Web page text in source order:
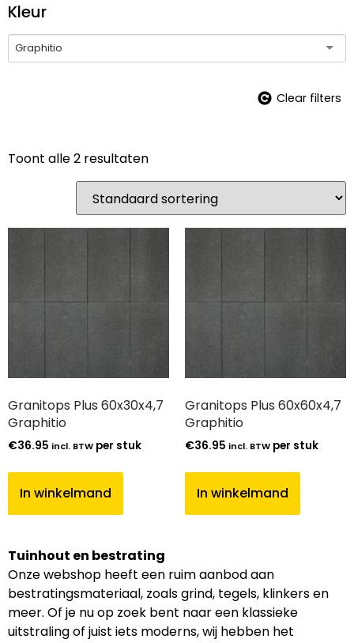
Kleur
Graphitio
Clear filters
Toont alle 2 resultaten
Granitops Plus 60x30x4,7
Graphitio
€36.95 incl. BTW per stuk
In winkelmand
Granitops Plus 60x60x4,7
Graphitio
€36.95 incl. BTW per stuk
In winkelmand
Tuinhout en bestrating
Onze webshop heeft een ruim aanbod aan
bestratingsmateriaal, zoals grind, tegels, klinkers en
meer. Of je nu op zoek bent naar een klassieke
uitstraling of juist iets moderns, wij hebben het